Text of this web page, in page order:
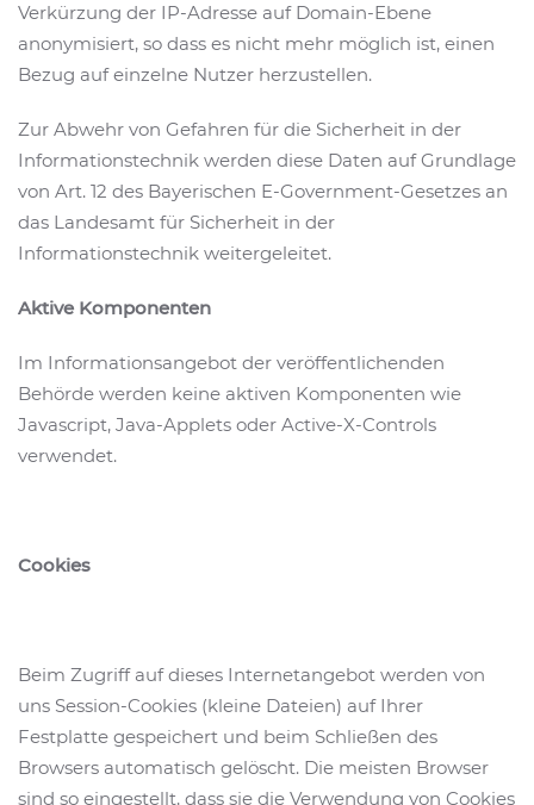
Verkürzung der IP-Adresse auf Domain-Ebene
anonymisiert, so dass es nicht mehr möglich ist, einen
Bezug auf einzelne Nutzer herzustellen.
Zur Abwehr von Gefahren für die Sicherheit in der
Informationstechnik werden diese Daten auf Grundlage
von Art. 12 des Bayerischen E-Government-Gesetzes an
das Landesamt für Sicherheit in der
Informationstechnik weitergeleitet.
Aktive Komponenten
Im Informationsangebot der veröffentlichenden
Behörde werden keine aktiven Komponenten wie
Javascript, Java-Applets oder Active-X-Controls
verwendet.
Cookies
Beim Zugriff auf dieses Internetangebot werden von
uns Session-Cookies (kleine Dateien) auf Ihrer
Festplatte gespeichert und beim Schließen des
Browsers automatisch gelöscht. Die meisten Browser
sind so eingestellt, dass sie die Verwendung von Cookies